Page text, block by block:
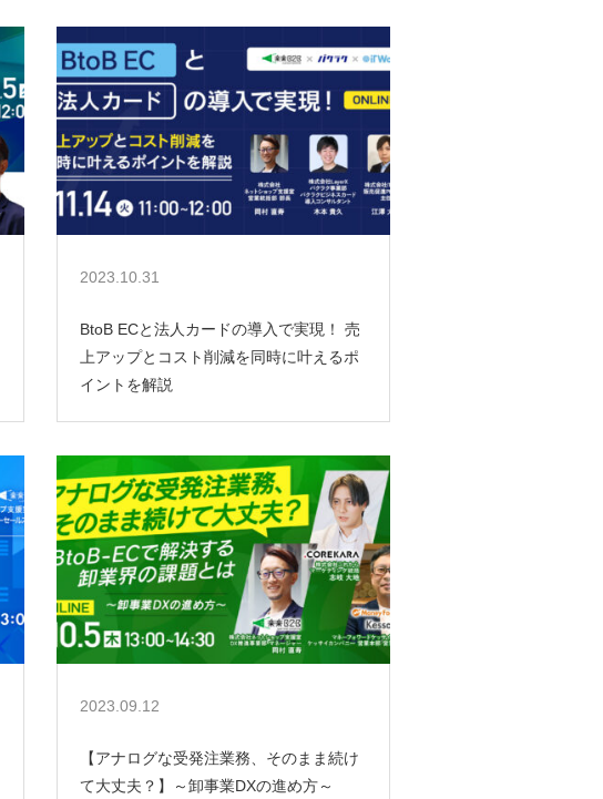
2023.10.31
BtoB ECと法人カードの導入で実現！ 売
上アップとコスト削減を同時に叶えるポ
イントを解説
2023.09.12
【アナログな受発注業務、そのまま続け
て大丈夫？】～卸事業DXの進め方～